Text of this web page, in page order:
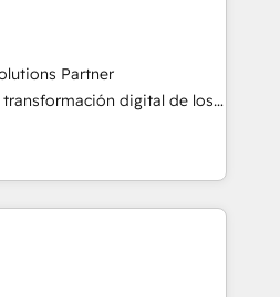
y excelencia técnica para
empresas
tecnología, retail, e-
seguros y servicios,
🌎 Highlights:
100+
👉 ¿Listo para transformar
Partner
digital de los
las empresas en
en Marketing, Ventas
rendimiento, con
enfocado en: 1.
de nuestros
del cliente 3.